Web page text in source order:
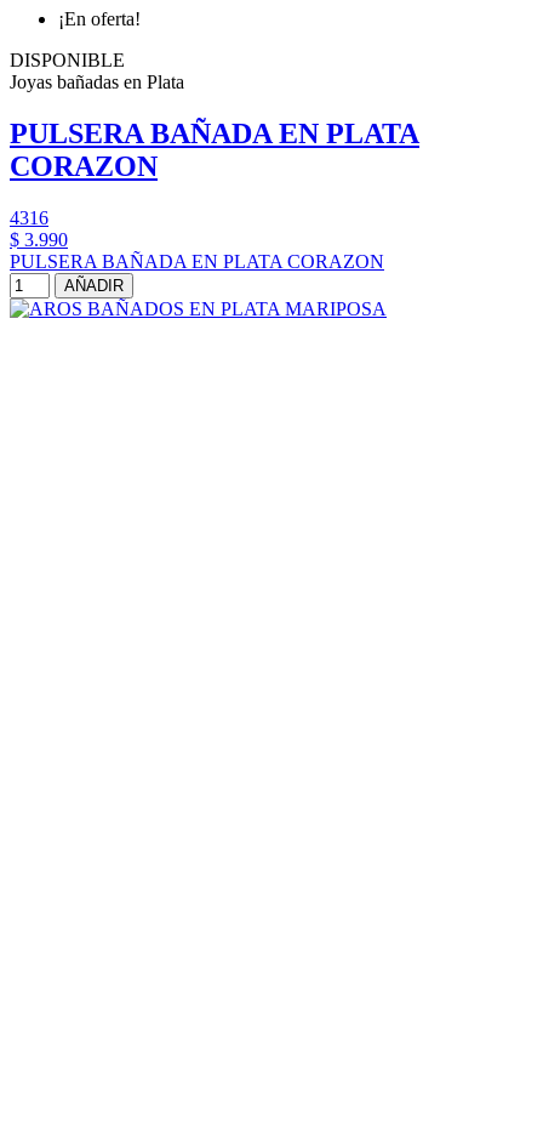
¡En oferta!
DISPONIBLE
Joyas bañadas en Plata
PULSERA BAÑADA EN PLATA
CORAZON
4316
$ 3.990
PULSERA BAÑADA EN PLATA CORAZON
AÑADIR